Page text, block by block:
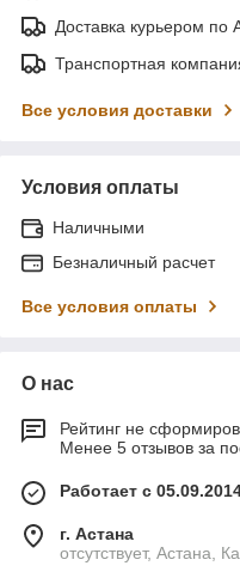
Доставка курьером по
Транспортная
Все условия доставки
Условия оплаты
Наличными
Безналичный расчет
Все условия оплаты
О нас
Рейтинг не
Менее 5 отзывов за
Работает с
г. Астана
отсутствует, Астана,